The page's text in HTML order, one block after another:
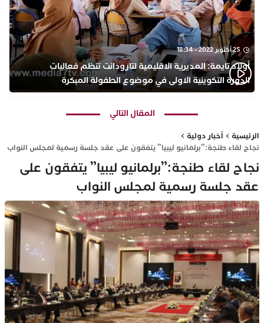
25 أكتوبر 2022 - 18:34
أولاد تايمة: المديرية الاقليمية لتارودانت تنظم فعاليات
الدورة التكوينية الاولى في موضوع الطفولة المبكرة
بمركز التكوين ثانوية الحسن الثاني التأهيلية
المقال التالي
الرئيسية
أخبار دولية
نجاح لقاء طنجة:”برلمانيو ليبيا” يتفقون على عقد جلسة رسمية لمجلس النواب
نجاح لقاء طنجة:”برلمانيو ليبيا” يتفقون على
عقد جلسة رسمية لمجلس النواب